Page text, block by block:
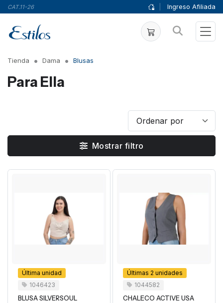
CAT.11-26 Ingreso Afiliada
Tienda Dama Blusas
Para Ella
Mostrar filtro
Última unidad
1046423
BLUSA SILVERSOUL
Últimas 2 unidades
1044582
CHALECO ACTIVE USA